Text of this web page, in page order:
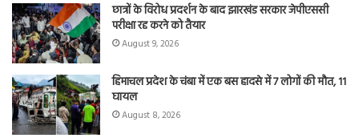
छात्रों के विरोध प्रदर्शन के बाद झारखंड सरकार जेपीएससी
परीक्षा रद्द करने को तैयार
August 9, 2026
हिमाचल प्रदेश के चंबा में एक बस हादसे में 7 लोगों की मौत, 11
घायल
August 8, 2026